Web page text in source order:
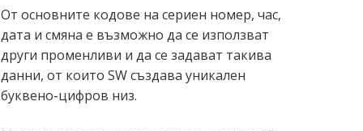
От основните кодове на сериен номер, час,
дата и смяна е възможно да се използват
други променливи и да се задават такива
данни, от които SW създава уникален
буквено-цифров низ.